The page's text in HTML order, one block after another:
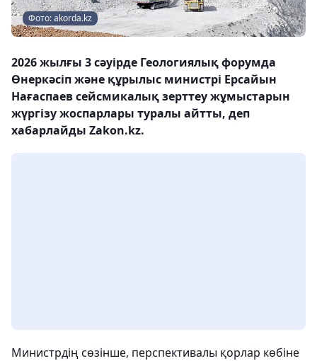
Фото: akorda.kz
2026 жылғы 3 сәуірде Геологиялық форумда
Өнеркәсіп және құрылыс министрі Ерсайын
Нағаспаев сейсмикалық зерттеу жұмыстарын
жүргізу жоспарлары туралы айтты, деп
хабарлайды Zakon.kz.
Министрдің сөзінше, перспективалы қорлар көбіне